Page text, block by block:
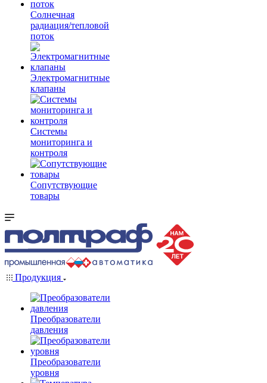
Солнечная
радиация/тепловой
поток
Электромагнитные
клапаны
Системы
мониторинга и
контроля
Сопутствующие
товары
Продукция
Преобразователи
давления
Преобразователи
уровня